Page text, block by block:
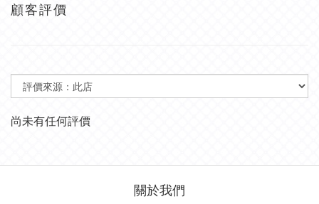
顧客評價
尚未有任何評價
關於我們